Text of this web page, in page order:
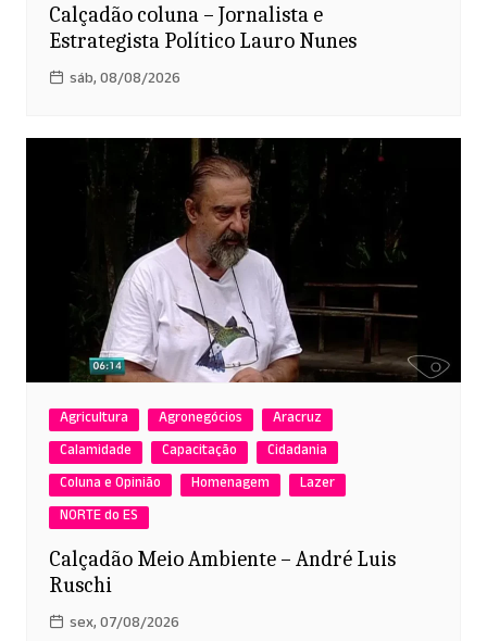
Calçadão coluna – Jornalista e
Estrategista Político Lauro Nunes
sáb, 08/08/2026
Agricultura Agronegócios
Aracruz
Calamidade
Capacitação
Cidadania
Coluna e Opinião
Homenagem
Lazer
NORTE do ES
Calçadão Meio Ambiente – André Luis
Ruschi
sex, 07/08/2026